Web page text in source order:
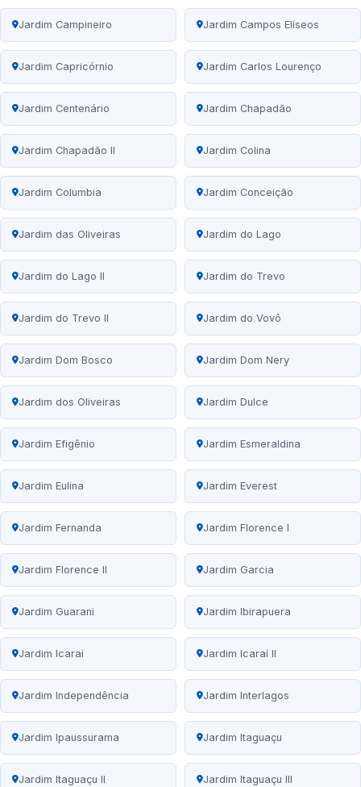
Jardim Campineiro Jardim Campos Elíseos
Jardim Capricórnio Jardim Carlos Lourenço
Jardim Centenário Jardim Chapadão
Jardim Chapadão II Jardim Colina
Jardim Columbia Jardim Conceição
Jardim das Oliveiras Jardim do Lago
Jardim do Lago II Jardim do Trevo
Jardim do Trevo II Jardim do Vovô
Jardim Dom Bosco Jardim Dom Nery
Jardim dos Oliveiras Jardim Dulce
Jardim Efigênio Jardim Esmeraldina
Jardim Eulina Jardim Everest
Jardim Fernanda Jardim Florence I
Jardim Florence II Jardim Garcia
Jardim Guarani Jardim Ibirapuera
Jardim Icaraí Jardim Icaraí II
Jardim Independência Jardim Interlagos
Jardim Ipaussurama Jardim Itaguaçu
Jardim Itaguaçu II Jardim Itaguaçu III